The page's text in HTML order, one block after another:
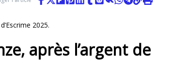
2025.
après l’argent de